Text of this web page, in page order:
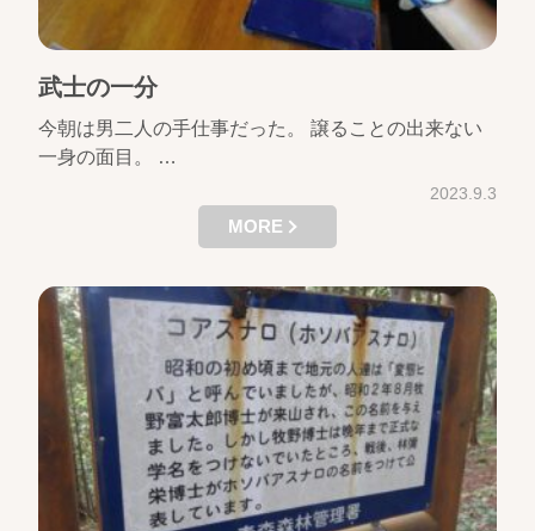
武士の一分
今朝は男二人の手仕事だった。 譲ることの出来ない
一身の面目。 …
2023.9.3
MORE